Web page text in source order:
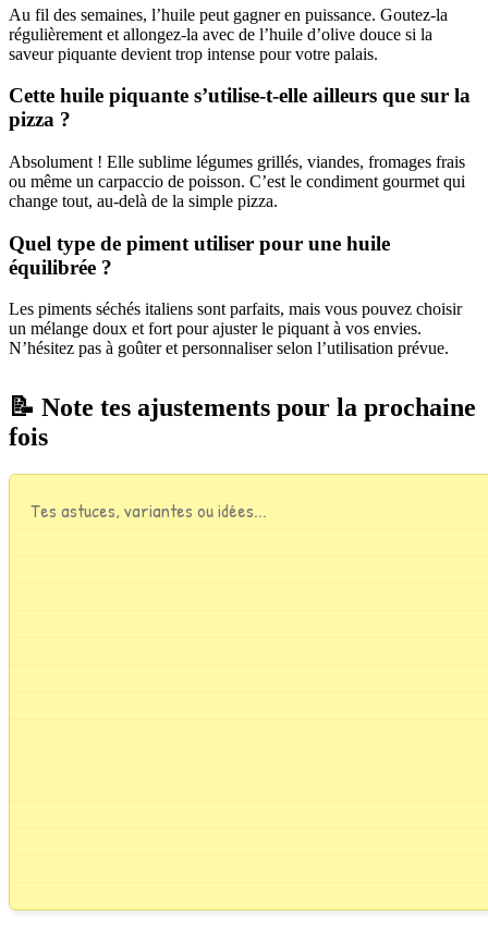
Au fil des semaines, l’huile peut gagner en puissance. Goutez-la
régulièrement et allongez-la avec de l’huile d’olive douce si la
saveur piquante devient trop intense pour votre palais.
Cette huile piquante s’utilise-t-elle ailleurs que sur la
pizza ?
Absolument ! Elle sublime légumes grillés, viandes, fromages frais
ou même un carpaccio de poisson. C’est le condiment gourmet qui
change tout, au-delà de la simple pizza.
Quel type de piment utiliser pour une huile
équilibrée ?
Les piments séchés italiens sont parfaits, mais vous pouvez choisir
un mélange doux et fort pour ajuster le piquant à vos envies.
N’hésitez pas à goûter et personnaliser selon l’utilisation prévue.
📝 Note tes ajustements pour la prochaine
fois